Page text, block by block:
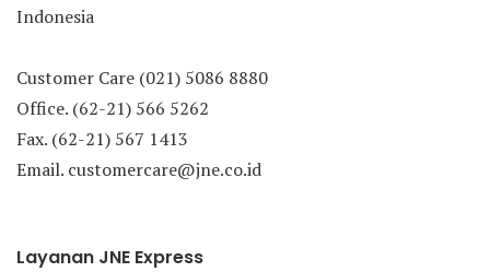
Indonesia
Customer Care (021) 5086 8880
Office. (62-21) 566 5262
Fax. (62-21) 567 1413
Email. customercare@jne.co.id
Layanan JNE Express